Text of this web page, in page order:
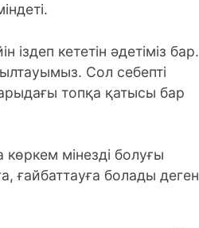
іздеп кететін әдетіміз бар.
Сол себепті
топқа қатысы бар
мінезді болуғы
ғайбаттауға болады деген